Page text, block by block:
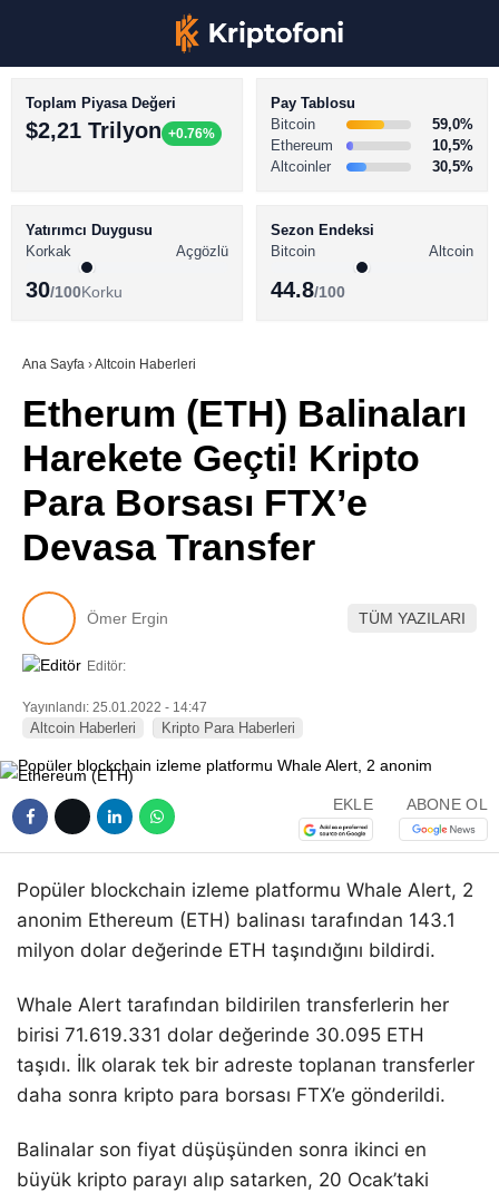
Youtube
TikTok
BİTCOİN HABERLERİ
ALTCOİN HABERLERİ
SÖZLÜK
Toplam Piyasa Değeri
$2,21 Trilyon +0.76%
Pay Tablosu
Bitcoin
59,0%
Ethereum
10,5%
Altcoinler
30,5%
Yatırımcı Duygusu
Korkak
Açgözlü
30/100Korku
Sezon Endeksi
Bitcoin
Altcoin
44.8/100
Ana Sayfa ›Altcoin Haberleri
Etherum (ETH) Balinaları
Harekete Geçti! Kripto
Para Borsası FTX’e
Devasa Transfer
Ömer Ergin TÜM YAZILARI
Editör:
Yayınlandı: 25.01.2022 - 14:47
Altcoin Haberleri Kripto Para Haberleri
EKLE ABONE OL
Popüler blockchain izleme platformu Whale Alert, 2
anonim Ethereum (ETH) balinası tarafından 143.1
milyon dolar değerinde ETH taşındığını bildirdi.
Whale Alert tarafından bildirilen transferlerin her
birisi 71.619.331 dolar değerinde 30.095 ETH
taşıdı. İlk olarak tek bir adreste toplanan transferler
daha sonra kripto para borsası FTX’e gönderildi.
Balinalar son fiyat düşüşünden sonra ikinci en
büyük kripto parayı alıp satarken, 20 Ocak’taki